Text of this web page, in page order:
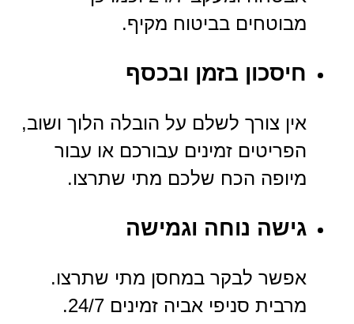
מבוטחים בביטוח מקיף.
חיסכון בזמן ובכסף
אין צורך לשלם על הובלה הלוך ושוב,
הפריטים זמינים עבורכם או עבור
מיופה הכח שלכם מתי שתרצו.
גישה נוחה וגמישה
אפשר לבקר במחסן מתי שתרצו.
מרבית סניפי אביה זמינים 24/7.